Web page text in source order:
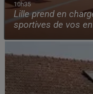
10h35
Lille prend en
sportives de vos